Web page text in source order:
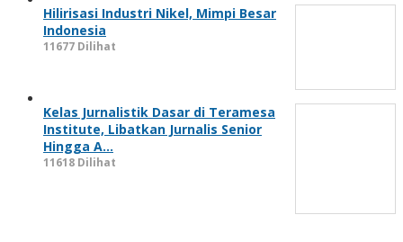
Hilirisasi Industri Nikel, Mimpi Besar
Indonesia
11677 Dilihat
Kelas Jurnalistik Dasar di Teramesa
Institute, Libatkan Jurnalis Senior
Hingga A…
11618 Dilihat